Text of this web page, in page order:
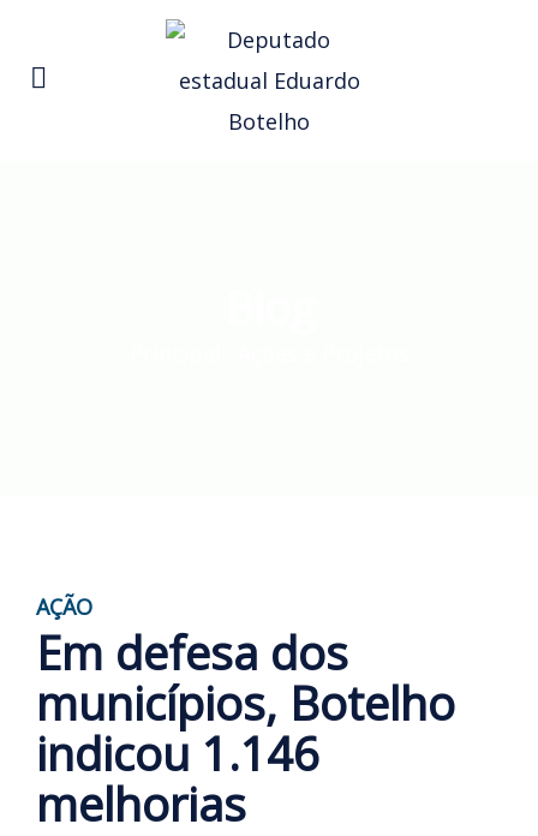
AÇÃO
Em defesa dos
municípios, Botelho
indicou 1.146
melhorias